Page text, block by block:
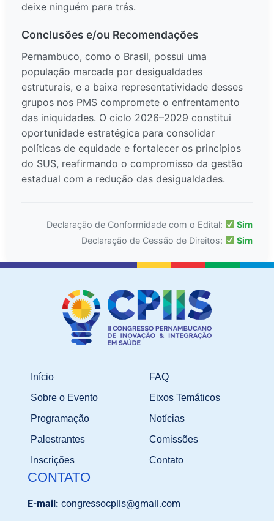
deixe ninguém para trás.
Conclusões e/ou Recomendações
Pernambuco, como o Brasil, possui uma
população marcada por desigualdades
estruturais, e a baixa representatividade desses
grupos nos PMS compromete o enfrentamento
das iniquidades. O ciclo 2026–2029 constitui
oportunidade estratégica para consolidar
políticas de equidade e fortalecer os princípios
do SUS, reafirmando o compromisso da gestão
estadual com a redução das desigualdades.
Declaração de Conformidade com o Edital:
Sim
Declaração de Cessão de Direitos:
Sim
Início
Sobre o Evento
Programação
Palestrantes
Inscrições
FAQ
Eixos Temáticos
Notícias
Comissões
Contato
CONTATO
E-mail: congressocpiis@gmail.com